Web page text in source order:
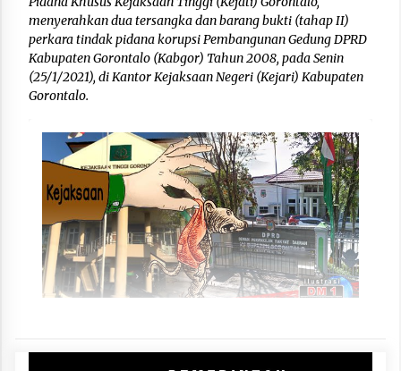
menyerahkan dua tersangka dan barang bukti (tahap II)
perkara tindak pidana korupsi Pembangunan Gedung DPRD
Kabupaten Gorontalo (Kabgor) Tahun 2008, pada Senin
(25/1/2021), di Kantor Kejaksaan Negeri (Kejari) Kabupaten
Gorontalo.